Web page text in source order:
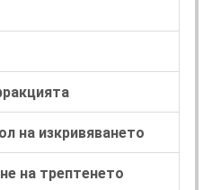
на изкривяването
на трептенето